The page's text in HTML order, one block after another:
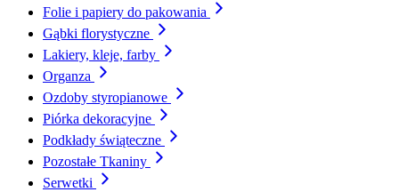
Folie i papiery do pakowania
Gąbki florystyczne
Lakiery, kleje, farby
Organza
Ozdoby styropianowe
Piórka dekoracyjne
Podkłady świąteczne
Pozostałe Tkaniny
Serwetki